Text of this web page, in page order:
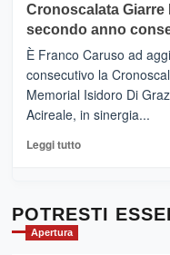
tra
sapori
vicoli
medievali
Mondello
(Palermo)
–
“E
adesso
Pasta
–
Sicilia
l’
evento
Cronoscalata Giarre
secondo anno
È Franco Caruso ad
consecutivo la
Memorial Isidoro Di
Acireale, in sinergia...
Leggi tuttoLeggi
Cronoscalata
POTRESTI
Apertura